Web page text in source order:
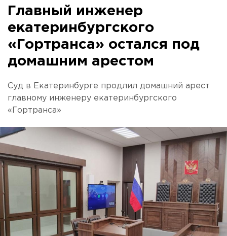
Главный инженер
екатеринбургского
«Гортранса» остался под
домашним арестом
Суд в Екатеринбурге продлил домашний арест
главному инженеру екатеринбургского
«Гортранса»